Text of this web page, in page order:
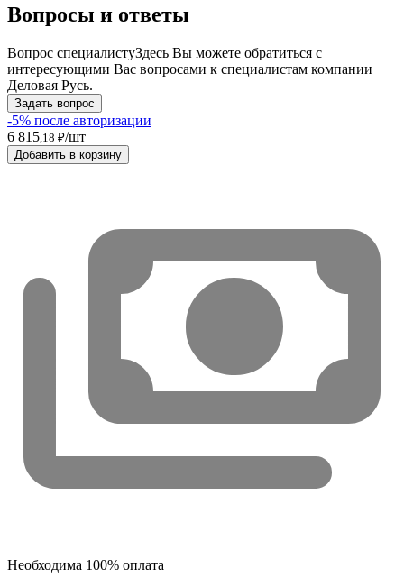
Вопросы и ответы
Вопрос специалистуЗдесь Вы можете обратиться с
интересующими Вас вопросами к специалистам компании
Деловая Русь.
Задать вопрос
-5% после авторизации
6 815,18 ₽/шт
Добавить в корзину
Необходима 100% оплата